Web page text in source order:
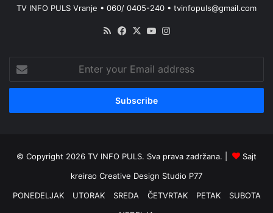
TV INFO PULS Vranje • 060/ 0405-240 • tvinfopuls@gmail.com
RSS Facebook
X YouTube
your
Email
© Copyright 2026 TV INFO PULS. Sva prava zadržana. |
Sajt
kreirao Creative Design Studio P77
PONEDELJAK
UTORAK SREDA ČETVRTAK PETAK
SUBOTA